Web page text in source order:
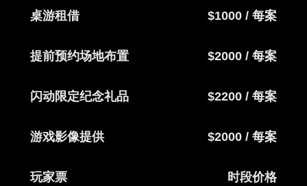
桌游租借 $1000 / 每案
提前预约场地布置 $2000 / 每案
闪动限定纪念礼品 $2200 / 每案
游戏影像提供 $2000 / 每案
玩家票 时段价格